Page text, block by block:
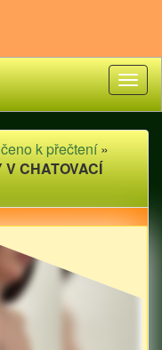
k přečtení»
CHATOVACÍ